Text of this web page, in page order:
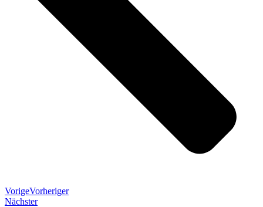
VorigeVorheriger
Nächster